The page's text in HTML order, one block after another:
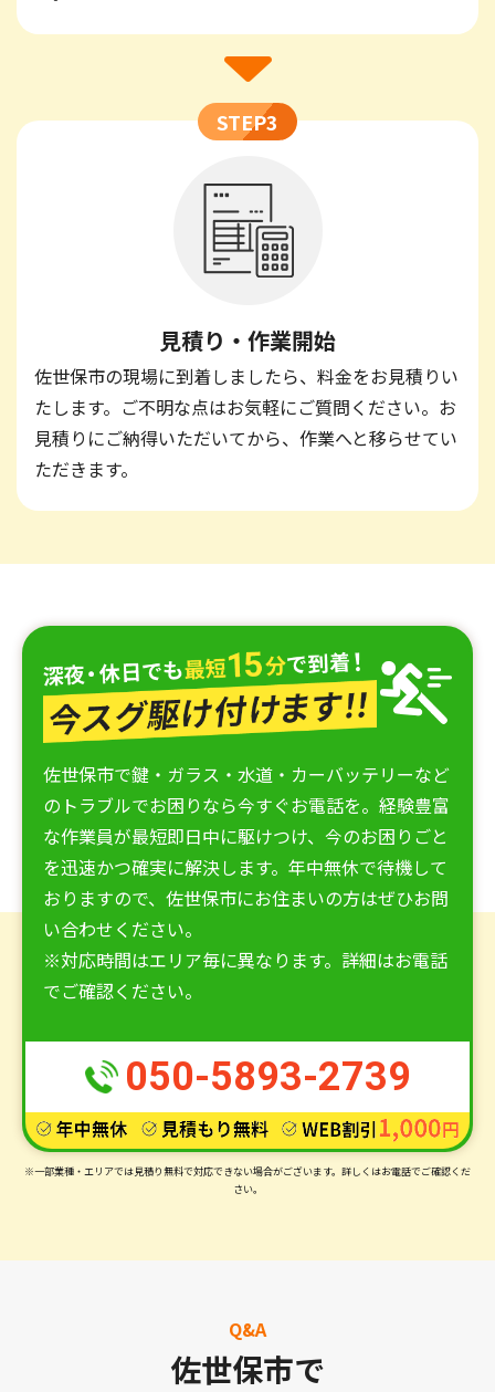
STEP3
見積り・作業開始
佐世保市の現場に到着しましたら、料金をお見積りい
たします。ご不明な点はお気軽にご質問ください。お
見積りにご納得いただいてから、作業へと移らせてい
ただきます。
佐世保市で鍵・ガラス・水道・カーバッテリーなど
のトラブルでお困りなら今すぐお電話を。経験豊富
な作業員が最短即日中に駆けつけ、今のお困りごと
を迅速かつ確実に解決します。年中無休で待機して
おりますので、佐世保市にお住まいの方はぜひお問
い合わせください。
※対応時間はエリア毎に異なります。詳細はお電話
でご確認ください。
050-5893-2739
※一部業種・エリアでは見積り無料で対応できない場合がございます。 詳しくはお電話でご確認くだ
さい。
Q&A
佐世保市で